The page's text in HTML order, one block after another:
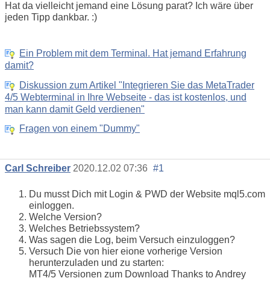
Hat da vielleicht jemand eine Lösung parat? Ich wäre über
jeden Tipp dankbar. :)
Ein Problem mit dem Terminal. Hat jemand Erfahrung
damit?
Diskussion zum Artikel "Integrieren Sie das MetaTrader
4/5 Webterminal in Ihre Webseite - das ist kostenlos, und
man kann damit Geld verdienen"
Fragen von einem "Dummy"
Carl Schreiber 2020.12.02 07:36 #1
Du musst Dich mit Login & PWD der Website mql5.com
einloggen.
Welche Version?
Welches Betriebssystem?
Was sagen die Log, beim Versuch einzuloggen?
Versuch Die von hier eione vorherige Version
herunterzuladen und zu starten:
MT4/5 Versionen zum Download Thanks to Andrey